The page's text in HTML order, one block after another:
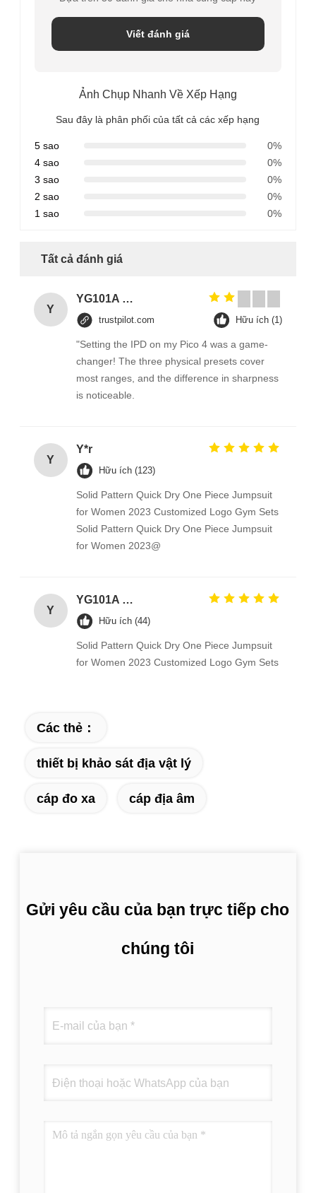
Viết đánh giá
Ảnh Chụp Nhanh Về Xếp Hạng
Sau đây là phân phối của tất cả các xếp hạng
5 sao
0%
4 sao
0%
3 sao
0%
2 sao
0%
1 sao
0%
Tất cả đánh giá
Y
YG101A Series Temperature Environmental Test Chamber
trustpilot.com Hữu ích (1)
"Setting the IPD on my Pico 4 was a game-
changer! The three physical presets cover
most ranges, and the difference in sharpness
is noticeable.
Y
Y*r
Hữu ích (123)
Solid Pattern Quick Dry One Piece Jumpsuit
for Women 2023 Customized Logo Gym Sets
Solid Pattern Quick Dry One Piece Jumpsuit
for Women 2023@
Y
YG101A Series Temperature Environmental Test Chamber
Hữu ích (44)
Solid Pattern Quick Dry One Piece Jumpsuit
for Women 2023 Customized Logo Gym Sets
Các thẻ：
thiết bị khảo sát địa vật lý
cáp đo xa cáp địa âm
Gửi yêu cầu của bạn trực tiếp cho
chúng tôi